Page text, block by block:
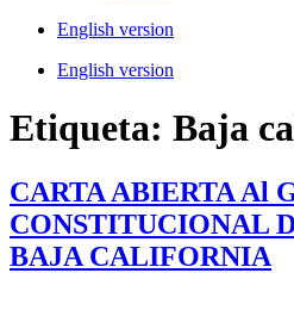
English version
English version
Etiqueta: Baja
CARTA ABIERTA Al
CONSTITUCIONAL
BAJA CALIFORNIA